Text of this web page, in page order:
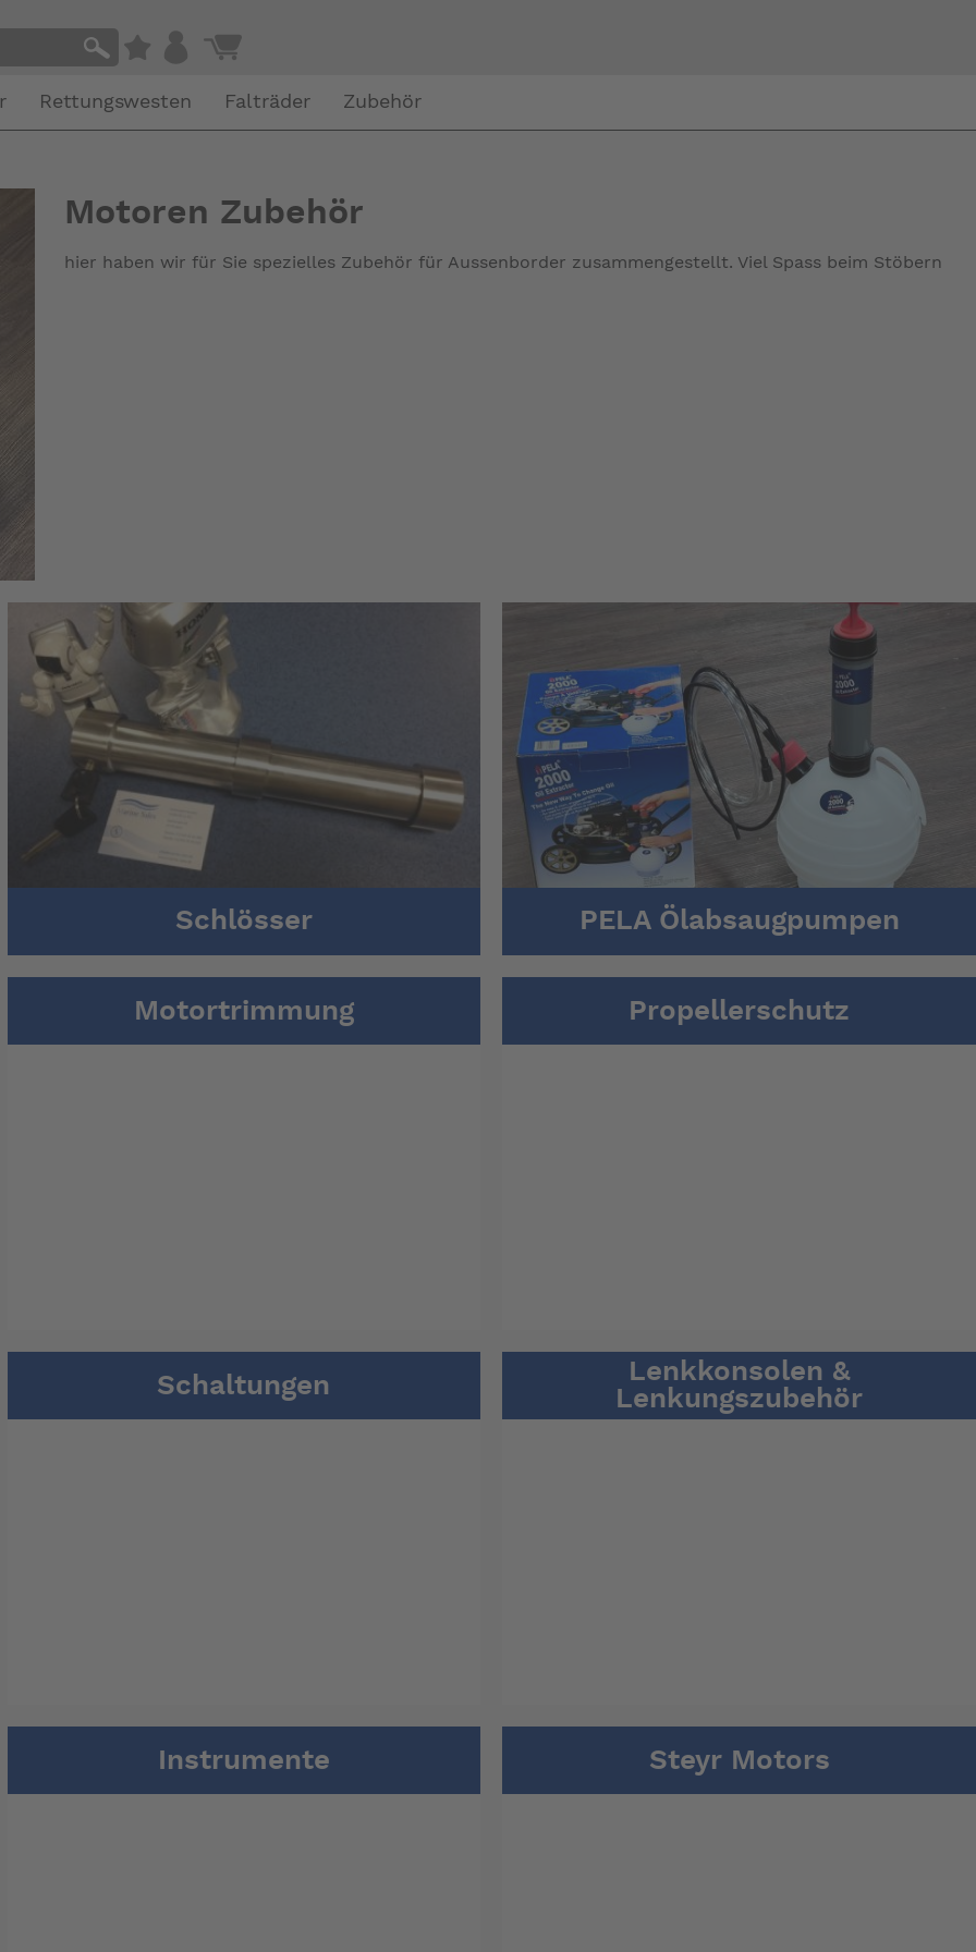
Rettungswesten Falträder Zubehör
Motoren Zubehör
hier haben wir für Sie spezielles Zubehör für Aussenborder zusammengestellt. Viel Spass beim Stöbern
Schlösser PELA Ölabsaugpumpen
Motortrimmung Propellerschutz
Schaltungen
Lenkkonsolen &
Lenkungszubehör
Instrumente Steyr Motors